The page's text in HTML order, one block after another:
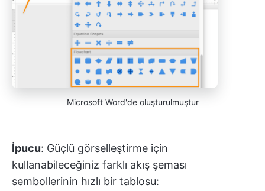
Microsoft Word'de oluşturulmuştur
İpucu: Güçlü görselleştirme için
kullanabileceğiniz farklı akış şeması
sembollerinin hızlı bir tablosu: